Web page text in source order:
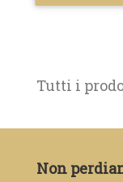
Tutti i
Non